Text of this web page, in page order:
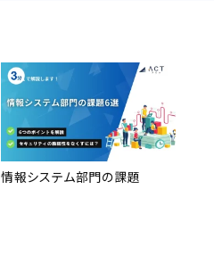
情報システム部門の課題